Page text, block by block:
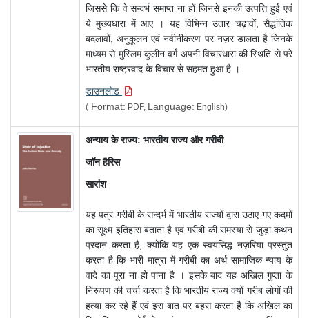
जिससे कि वे सन्दर्भ समाप्त ना हों जिनसे इनकी उत्पत्ति हुई एवं
ये मुख्यधारा में आए । यह विभिन्न उतार चढ़ावों, सैद्धांतिक
बदलावों, अनुकूलन एवं नवीनीकरण पर नज़र डालता है जिनके
माध्यम से मुस्लिम कुलीन वर्ग अपनी विचारधारा की स्थिति से परे
भारतीय राष्ट्रवाद के विचार से सहमत हुआ है ।
डाउनलोड
( Format: PDF, Language: English)
अन्याय के राज्य: भारतीय राज्य और गरीबी
जॉन हैरिस
सारांश
यह पत्र गरीबी के सन्दर्भ में भारतीय राज्यों द्वारा उठाए गए कदमों
का सूक्ष्म इतिहास बताता है एवं गरीबी की समस्या से जुड़ा कथन
प्रदान करता है, क्योंकि यह एक स्वयंसिद्ध नज़रिया प्रस्तुत
करता है कि भारी मात्रा में गरीबी का अर्थ सामाजिक न्याय के
वादे का पूरा ना हो पाना है । इसके बाद यह अखिल गुप्ता के
निरूपण की चर्चा करता है कि भारतीय राज्य क्यों गरीब लोगों की
हत्या कर रहे हैं एवं इस बात पर बहस करता है कि अखिल का